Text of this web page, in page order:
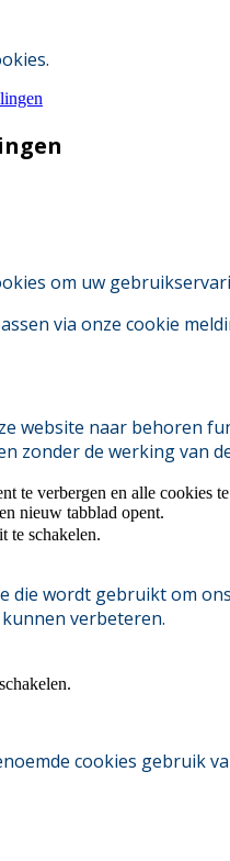
om uw
via onze cookie
website naar behoren
zonder de werking van
te verbergen en alle cookies
nieuw tabblad opent.
te schakelen.
die wordt gebruikt om
verbeteren.
cookies gebruik